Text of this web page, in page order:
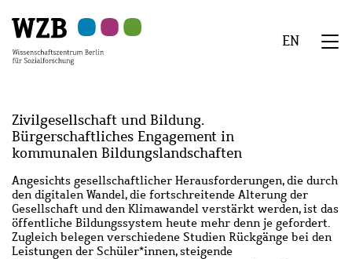
Hauptinhalt
springen
Navigation
springen
Suche
springen
Sekundärnavigation
springen
Fußzeile
springen
EN
Zivilgesellschaft und Bildung.
Bürgerschaftliches Engagement in
kommunalen Bildungslandschaften
Abstract
Angesichts gesellschaftlicher Herausforderungen, die durch
den digitalen Wandel, die fortschreitende Alterung der
Gesellschaft und den Klimawandel verstärkt werden, ist das
öffentliche Bildungssystem heute mehr denn je gefordert.
Zugleich belegen verschiedene Studien Rückgänge bei den
Leistungen der Schüler*innen, steigende